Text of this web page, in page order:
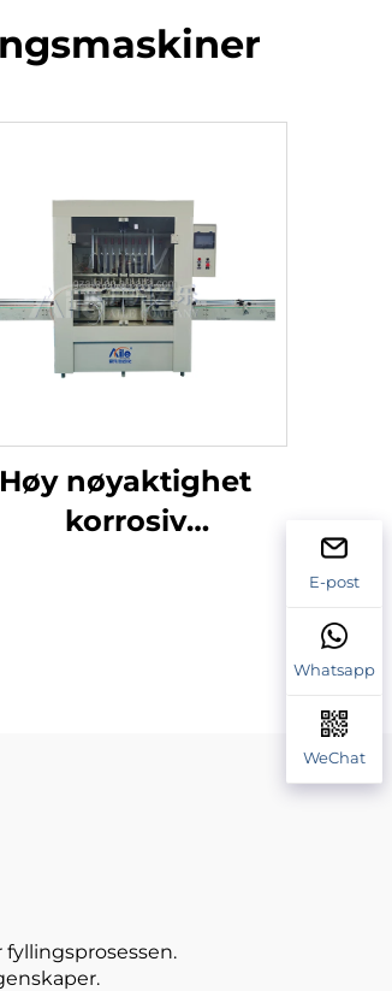
Høy nøyaktighet
korrosiv
E-post
Whatsapp
WeChat